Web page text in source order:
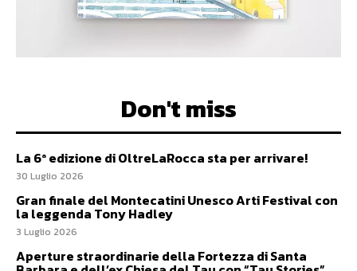
Don't miss
La 6ª edizione di OltreLaRocca sta per arrivare!
30 Luglio 2026
Gran finale del Montecatini Unesco Arti Festival con
la leggenda Tony Hadley
3 Luglio 2026
Aperture straordinarie della Fortezza di Santa